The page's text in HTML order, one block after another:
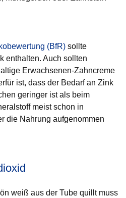
(BfR)
Fenster
sollte
enthalten. Auch sollten
Erwachsenen-Zahncreme
ist, dass der Bedarf an Zink
geringer ist als beim
meist schon in
die Nahrung aufgenommen
weiß aus der Tube quillt muss